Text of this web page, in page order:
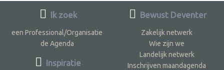
Ik zoek
een Professional/Organisatie
de Agenda
Inspiratie
Bewust Deventer
Zakelijk netwerk
Wie zijn we
Landelijk netwerk
Inschrijven maandagenda